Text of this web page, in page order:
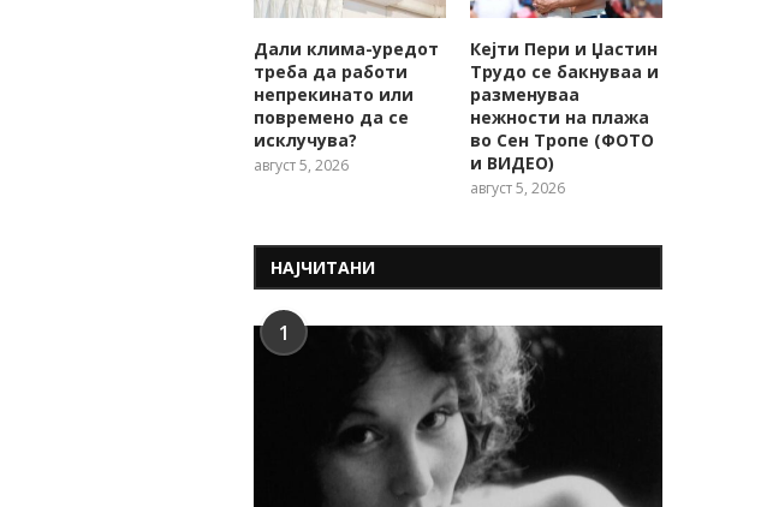
Дали клима-уредот
треба да работи
непрекинато или
повремено да се
исклучува?
август 5, 2026
Кејти Пери и Џастин
Трудо се бакнуваа и
разменуваа
нежности на плажа
во Сен Тропе (ФОТО
и ВИДЕО)
август 5, 2026
НАЈЧИТАНИ
1